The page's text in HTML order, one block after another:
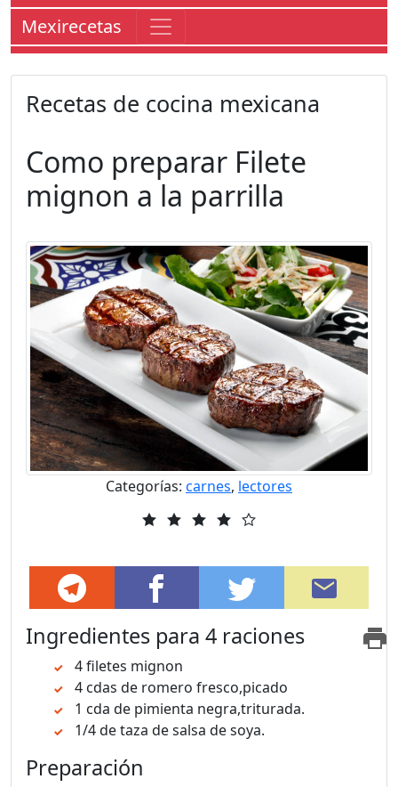
Mexirecetas
Recetas de cocina mexicana
Como preparar Filete
mignon a la parrilla
Categorías: carnes, lectores
Ingredientes para 4 raciones
4 filetes mignon
4 cdas de romero fresco,picado
1 cda de pimienta negra,triturada.
1/4 de taza de salsa de soya.
Preparación